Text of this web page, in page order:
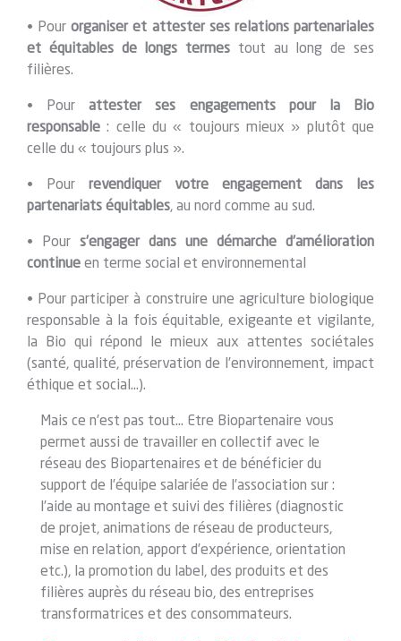
• Pourorganiser et attester ses relations partenariales
et équitables de longs termes tout au long de ses
filières.
• Pour attester ses engagements pour la Bio
responsable : celle du « toujours mieux » plutôt que
celle du « toujours plus ».
• Pour revendiquer votre engagement dans les
partenariats équitables, au nord comme au sud.
• Pour s’engager dans une démarche d’amélioration
continue en terme social et environnemental
• Pour participer à construire une agriculture biologique
responsable à la fois équitable, exigeante et vigilante,
la Bio qui répond le mieux aux attentes sociétales
(santé, qualité, préservation de l’environnement, impact
éthique et social…).
Mais ce n’est pas tout… Etre Biopartenaire vous
permet aussi de travailler en collectif avec le
réseau des Biopartenaires et de bénéficier du
support de l’équipe salariée de l’association sur :
l’aide au montage et suivi des filières (diagnostic
de projet, animations de réseau de producteurs,
mise en relation, apport d’expérience, orientation
etc.), la promotion du label, des produits et des
filières auprès du réseau bio, des entreprises
transformatrices et des consommateurs.